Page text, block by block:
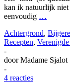
kan ik natuurlijk niet
eenvoudig …
Achtergrond,
Recepten,
-
doorMadame Sjalot
-
4 reacties